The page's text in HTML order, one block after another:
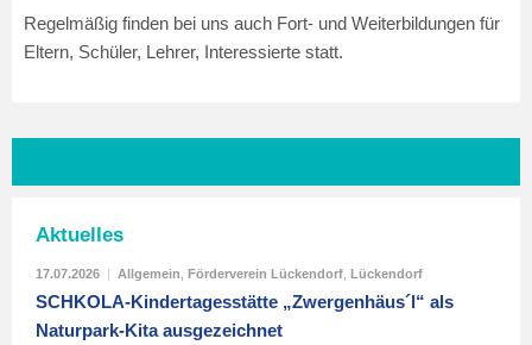
Regelmäßig finden bei uns auch Fort- und Weiterbildungen für
Eltern, Schüler, Lehrer, Interessierte statt.
Aktuelles
17.07.2026 | Allgemein Förderverein Lückendorf Lückendorf
SCHKOLA-Kindertagesstätte „Zwergenhäus´l“ als
Naturpark-Kita ausgezeichnet